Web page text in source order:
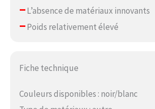
–L’absence de matériaux innovants
–Poids relativement élevé
Fiche technique
Couleurs disponibles : noir/blanc